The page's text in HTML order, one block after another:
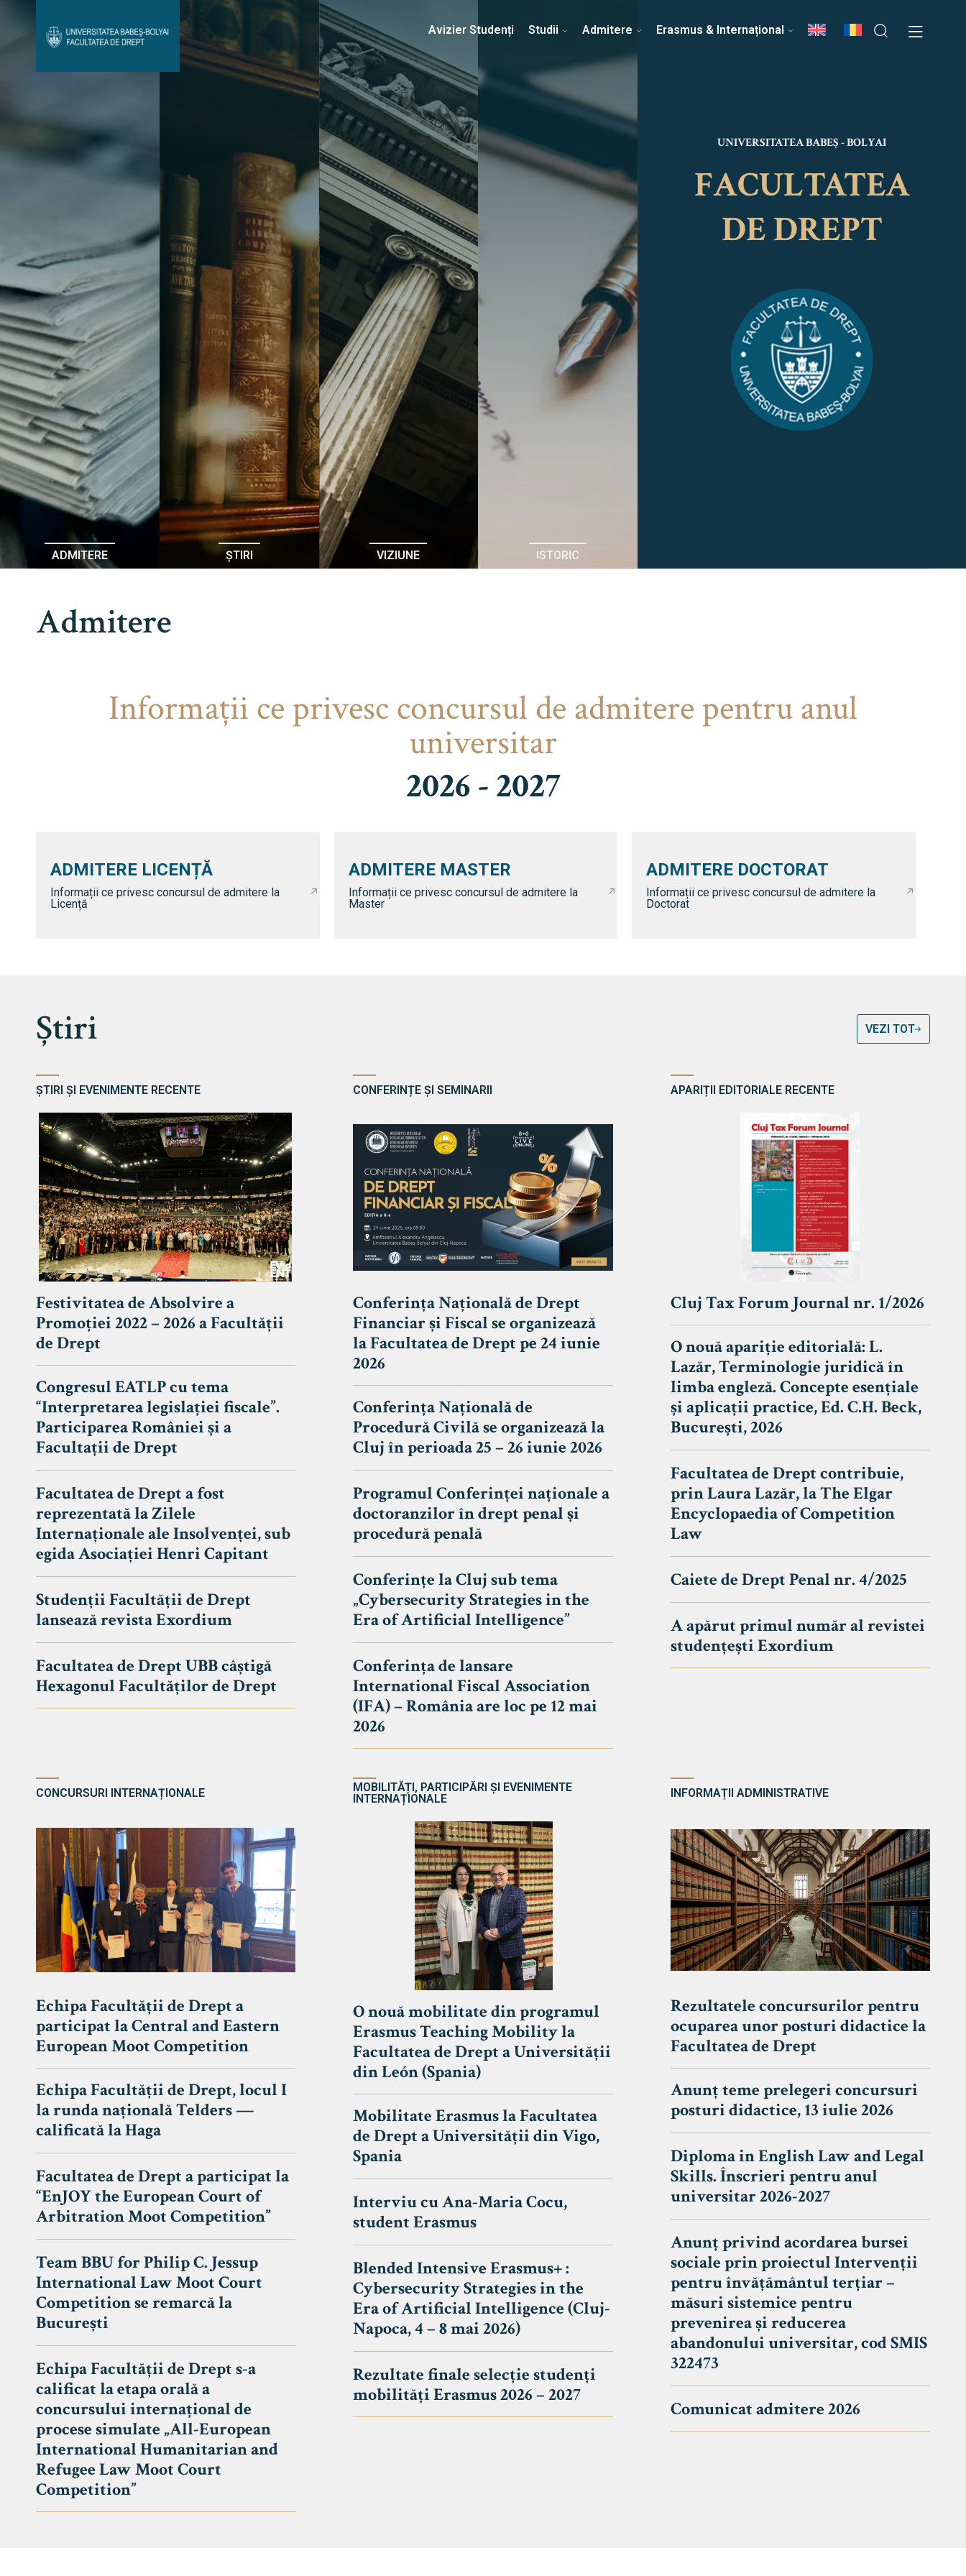
Avizier Studenți Admitere Erasmus & Internațional Despre Facultate Știri Echipa Facultății
Contact
UNIVERSITATEA BABEȘ - BOLYAI
FACULTATEA
DE DREPT
Avizier Studenți
Studii
Admitere
Erasmus & Internațional
Știri
Echipa Facultății
Bibliotecă & Reviste
Avizier Studenți Studii Admitere Erasmus & Internațional
ADMITERE ȘTIRI VIZIUNE ISTORIC
UNIVERSITATEA BABEȘ - BOLYAI
FACULTATEA
DE DREPT
Admitere
Informaţii ce privesc concursul de admitere pentru anul
universitar
2026 - 2027
ADMITERE LICENȚĂ
Informații ce privesc concursul de admitere la
Licență
ADMITERE MASTER
Informații ce privesc concursul de admitere la
Master
ADMITERE DOCTORAT
Informații ce privesc concursul de admitere la
Doctorat
Știri VEZI TOT
ȘTIRI ȘI EVENIMENTE RECENTE
Festivitatea de Absolvire a
Promoției 2022 – 2026 a Facultății
de Drept
Congresul EATLP cu tema
“Interpretarea legislației fiscale”.
Participarea României și a
Facultații de Drept
Facultatea de Drept a fost
reprezentată la Zilele
Internaționale ale Insolvenței, sub
egida Asociației Henri Capitant
Studenții Facultății de Drept
lansează revista Exordium
Facultatea de Drept UBB câștigă
Hexagonul Facultăților de Drept
CONFERINȚE ȘI SEMINARII
Conferința Națională de Drept
Financiar și Fiscal se organizează
la Facultatea de Drept pe 24 iunie
2026
Conferința Națională de
Procedură Civilă se organizează la
Cluj în perioada 25 – 26 iunie 2026
Programul Conferinței naționale a
doctoranzilor în drept penal și
procedură penală
Conferințe la Cluj sub tema
„Cybersecurity Strategies in the
Era of Artificial Intelligence”
Conferința de lansare
International Fiscal Association
(IFA) – România are loc pe 12 mai
2026
APARIȚII EDITORIALE RECENTE
Cluj Tax Forum Journal nr. 1/2026
O nouă apariție editorială: L.
Lazăr, Terminologie juridică în
limba engleză. Concepte esențiale
și aplicații practice, Ed. C.H. Beck,
București, 2026
Facultatea de Drept contribuie,
prin Laura Lazăr, la The Elgar
Encyclopaedia of Competition
Law
Caiete de Drept Penal nr. 4/2025
A apărut primul număr al revistei
studențești Exordium
CONCURSURI INTERNAȚIONALE
Echipa Facultății de Drept a
participat la Central and Eastern
European Moot Competition
Echipa Facultății de Drept, locul I
la runda națională Telders —
calificată la Haga
Facultatea de Drept a participat la
“EnJOY the European Court of
Arbitration Moot Competition”
Team BBU for Philip C. Jessup
International Law Moot Court
Competition se remarcă la
București
Echipa Facultății de Drept s-a
calificat la etapa orală a
concursului internațional de
procese simulate „All-European
International Humanitarian and
Refugee Law Moot Court
Competition”
MOBILITĂȚI, PARTICIPĂRI ȘI EVENIMENTE
INTERNAȚIONALE
O nouă mobilitate din programul
Erasmus Teaching Mobility la
Facultatea de Drept a Universității
din León (Spania)
Mobilitate Erasmus la Facultatea
de Drept a Universității din Vigo,
Spania
Interviu cu Ana-Maria Cocu,
student Erasmus
Blended Intensive Erasmus+ :
Cybersecurity Strategies in the
Era of Artificial Intelligence (Cluj-
Napoca, 4 – 8 mai 2026)
Rezultate finale selecție studenți
mobilități Erasmus 2026 – 2027
INFORMAȚII ADMINISTRATIVE
Rezultatele concursurilor pentru
ocuparea unor posturi didactice la
Facultatea de Drept
Anunț teme prelegeri concursuri
posturi didactice, 13 iulie 2026
Diploma in English Law and Legal
Skills. Înscrieri pentru anul
universitar 2026-2027
Anunț privind acordarea bursei
sociale prin proiectul Intervenții
pentru învățământul terțiar –
măsuri sistemice pentru
prevenirea și reducerea
abandonului universitar, cod SMIS
322473
Comunicat admitere 2026